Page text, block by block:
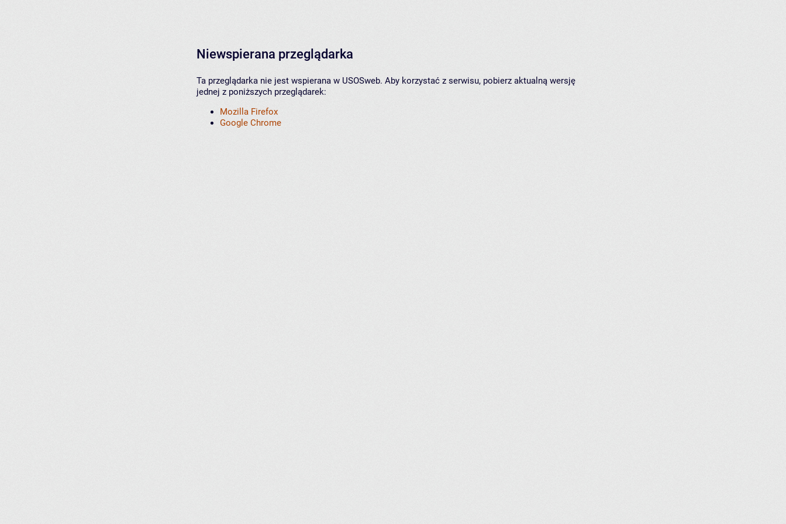
Niewspierana przeglądarka
Ta przeglądarka nie jest wspierana w USOSweb. Aby korzystać z serwisu, pobierz aktualną wersję
jednej z poniższych przeglądarek:
Mozilla Firefox
Google Chrome